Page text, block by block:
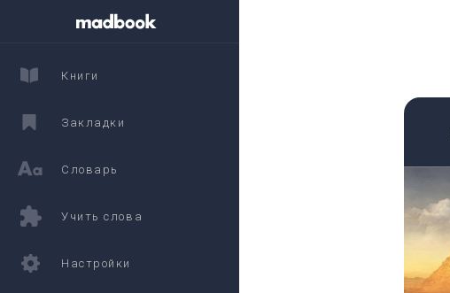
Книги
Закладки
Словарь
Учить слова
Настройки